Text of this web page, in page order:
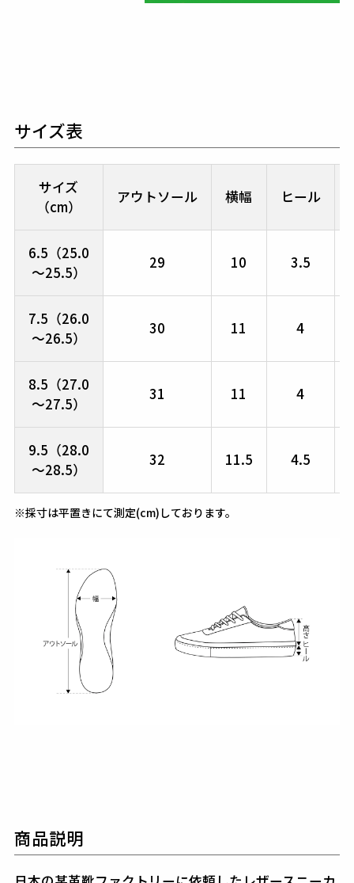
サイズ表
サイズ
（cm）
アウトソール 横幅 ヒール
6.5（25.0
～25.5）
29 10 3.5
7.5（26.0
～26.5）
30 11 4
8.5（27.0
～27.5）
31 11 4
9.5（28.0
～28.5）
32 11.5 4.5
※採寸は平置きにて測定(cm)しております。
商品説明